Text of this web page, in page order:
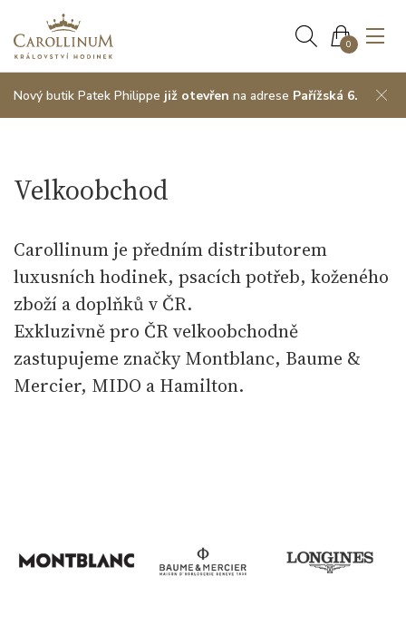
0
Nový butik Patek Philippe již otevřen na adrese Pařížská 6.
Velkoobchod
Carollinum je předním distributorem
luxusních hodinek, psacích potřeb, koženého
zboží a doplňků v ČR.
Exkluzivně pro ČR velkoobchodně
zastupujeme značky Montblanc, Baume &
Mercier, MIDO a Hamilton.